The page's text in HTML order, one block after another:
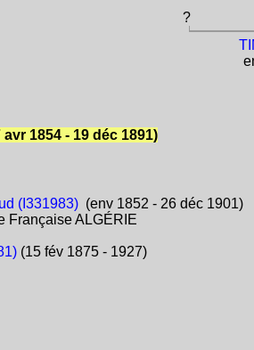
?
avr 1854 - 19 déc 1891)
(I331983) (env 1852 - 26 déc 1901)
Française ALGÉRIE
(15 fév 1875 - 1927)